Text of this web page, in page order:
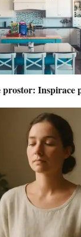
Inspirace